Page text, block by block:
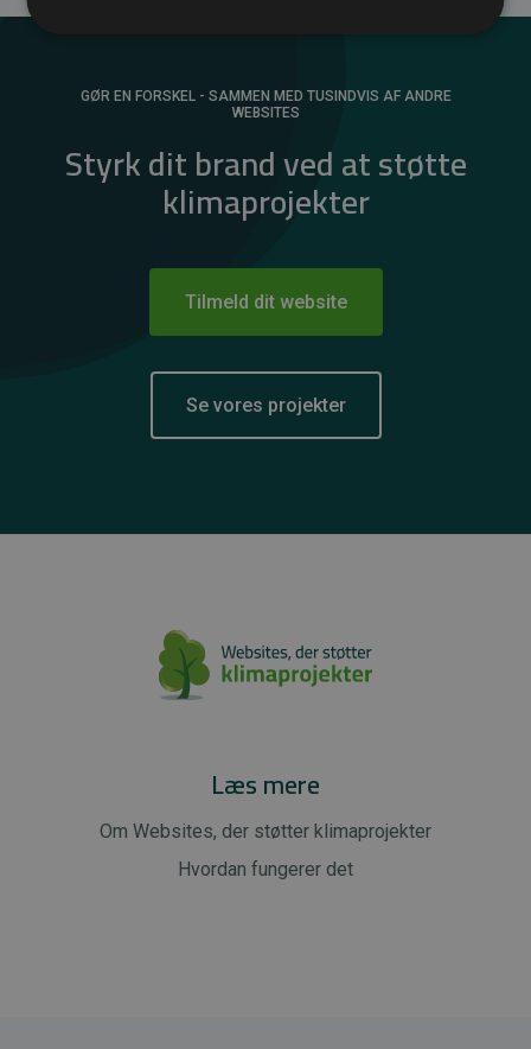
GØR EN FORSKEL - SAMMEN MED TUSINDVIS AF ANDRE
WEBSITES
Styrk dit brand ved at støtte
klimaprojekter
Tilmeld dit website
Se vores projekter
Læs mere
Om Websites, der støtter klimaprojekter
Hvordan fungerer det